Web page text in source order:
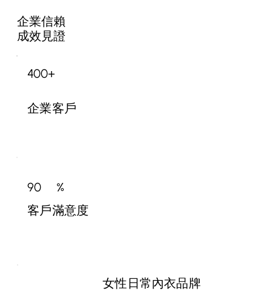
企業信賴
成效見證
400+
企業客戶
客戶滿意度
90 %
女性日常內衣品牌